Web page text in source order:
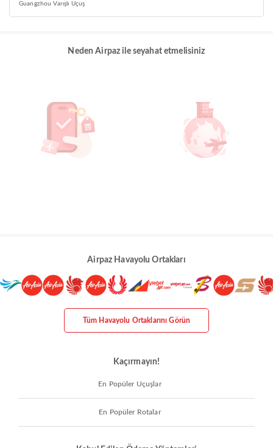
Guangzhou Varışlı Uçuş
Neden Airpaz ile seyahat etmelisiniz
Airpaz Havayolu Ortakları
Tüm Havayolu Ortaklarını Görün
Kaçırmayın!
En Popüler Uçuşlar
En Popüler Rotalar